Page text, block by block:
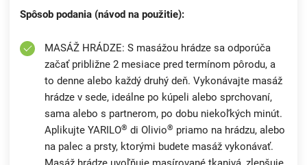
Spôsob podania (návod na použitie):
MASÁŽ HRÁDZE: S masážou hrádze sa odporúča
začať približne 2 mesiace pred termínom pôrodu, a
to denne alebo každý druhý deň. Vykonávajte masáž
hrádze v sede, ideálne po kúpeli alebo sprchovaní,
sama alebo s partnerom, po dobu niekoľkých minút.
Aplikujte YARILO® di Olivio® priamo na hrádzu, alebo
na palec a prsty, ktorými budete masáž vykonávať.